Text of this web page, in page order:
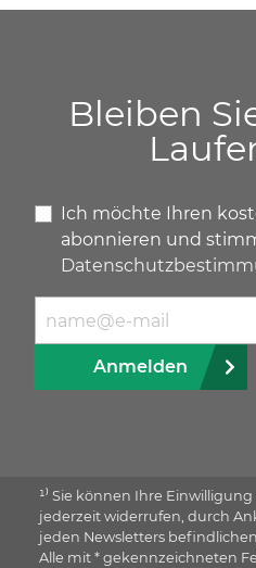
Bleiben
Ich möchte Ihren
abonnieren und
Anmelden
¹⁾ Sie können Ihre
jederzeit widerrufen, durch
jeden Newsletters
Alle mit * gekennzeichneten